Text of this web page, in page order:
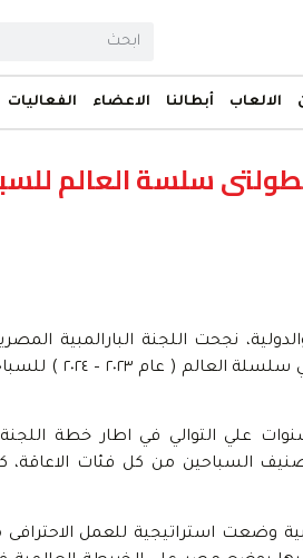
الالعاب أبطالنا الاعضاء الفعاليات
سلسة العالم
نجحت اللجنة البارالمبية
حسام الدين مصطفى، فى الحصول
دولية لثلاث سنوات علي التوالي في اطار خطة
السباحين من كل فئات الاعاقة،
وضعت استراتيجية للعمل